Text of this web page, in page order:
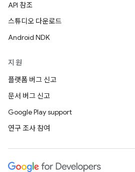
API 참조
스튜디오 다운로드
Android NDK
지원
플랫폼 버그 신고
문서 버그 신고
Google Play support
연구 조사 참여